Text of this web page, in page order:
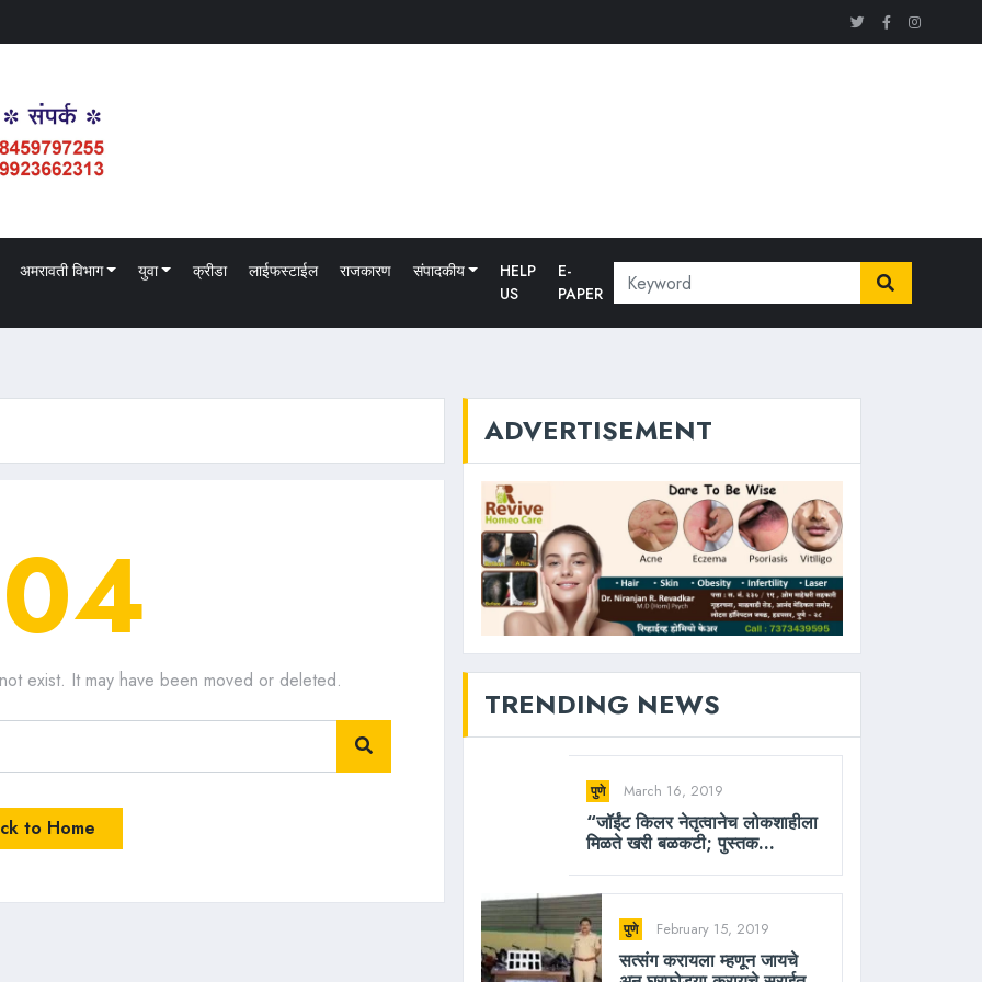
अमरावती विभाग युवा क्रीडा लाईफस्टाईल राजकारण संपादकीय
HELP
US
E-
PAPER
exist. It may have been moved or deleted.
to Home
ADVERTISEMENT
TRENDING NEWS
पुणे March 16, 2019
“जॉईंट किलर नेतृत्वानेच लोकशाहीला
मिळते खरी बळकटी; पुस्तक...
पुणे February 15, 2019
सत्संग करायला म्हणून जायचे